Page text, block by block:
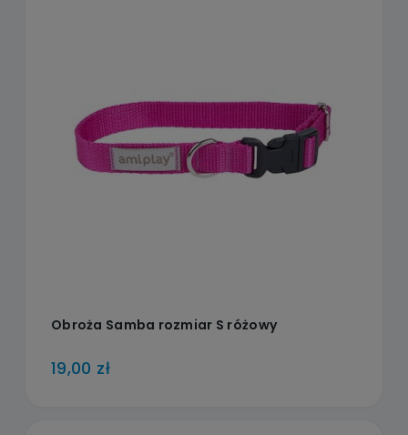
Obroża Samba rozmiar S różowy
19,00 zł